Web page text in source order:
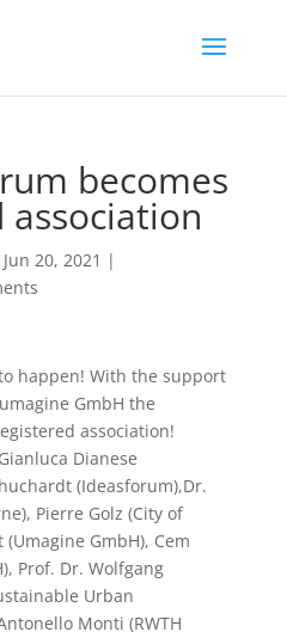
becomes
association
Jun 20, 2021 |
happen! With the support
GmbH the
association!
Dianese
(Ideasforum),Dr.
Pierre Golz (City of
GmbH), Cem
Prof. Dr. Wolfgang
Urban
Monti (RWTH